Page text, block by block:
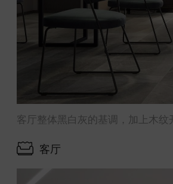
客厅整体黑白灰的基调，加上木
客厅